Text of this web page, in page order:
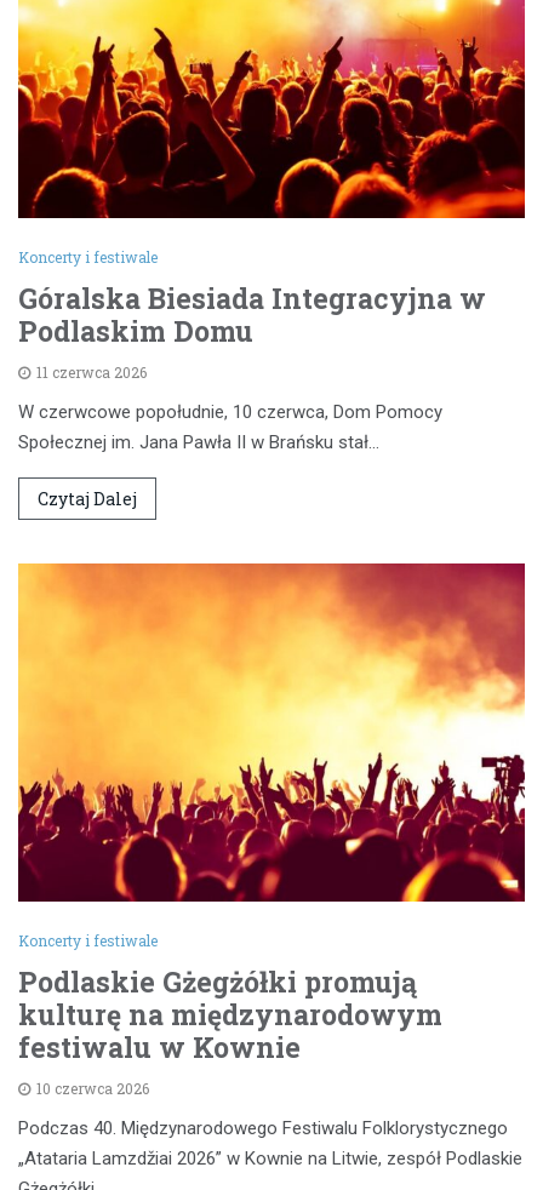
Koncerty i festiwale
Góralska Biesiada Integracyjna w
Podlaskim Domu
11 czerwca 2026
W czerwcowe popołudnie, 10 czerwca, Dom Pomocy
Społecznej im. Jana Pawła II w Brańsku stał…
Czytaj Dalej
Koncerty i festiwale
Podlaskie Gżegżółki promują
kulturę na międzynarodowym
festiwalu w Kownie
10 czerwca 2026
Podczas 40. Międzynarodowego Festiwalu Folklorystycznego
„Atataria Lamzdžiai 2026” w Kownie na Litwie, zespół Podlaskie